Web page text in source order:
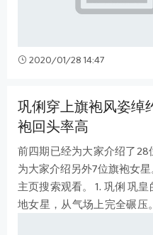
2020/01/28 14:47
巩俐穿上旗袍风姿绰
袍回头率高
前四期已经为大家介绍了
为大家介绍另外7位旗袍女
主页搜索观看。 1. 巩俐 巩
地女星，从气场上完全碾压